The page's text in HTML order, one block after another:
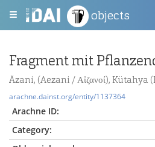
objects
Fragment mit
Äzani, (Aezani / Αἰζανοί), Kütahya
arachne.dainst.org/entity/1137364
Arachne ID:
Category: